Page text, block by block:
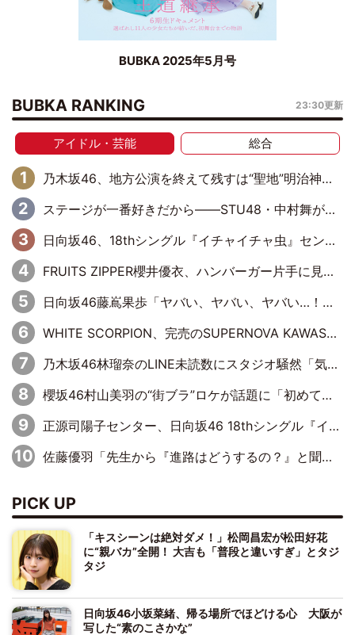
BUBKA 2025年5月号
BUBKA RANKING 23:30更新
アイドル・芸能 総合
乃木坂46、地方公演を終えて残すは“聖地”明治神宮野球場！ 最終の福岡公演では吉田綾乃クリスティーの『卒業セレモニー』を開催
ステージが一番好きだから――STU48・中村舞が描く“これからの私”
日向坂46、18thシングル『イチャイチャ虫』センターは正源司陽子に決定& 佐藤優羽や平岡海月など、“ひなた坂46”からの選抜入りも注目！
FRUITS ZIPPER櫻井優衣、ハンバーガー片手に見せた笑顔がかわい過ぎる…「国宝級の美しさ」「モグモグ美女」「この笑顔は反則過ぎる」
日向坂46藤嶌果歩「ヤバい、ヤバい、ヤバい…！」まさかの暴露に赤面
WHITE SCORPION、完売のSUPERNOVA KAWASAKIで沸いた“着席型LIVE” 『BASE Live #16』昼公演リポート
乃木坂46林瑠奈のLINE未読数にスタジオ騒然「気付かないうちに溜まってる、みたいな」
櫻坂46村山美羽の“街ブラ”ロケが話題に「初めてちゃんと埼玉の方とお話した」にMCもツッコミ
正源司陽子センター、日向坂46 18thシングル『イチャイチャ虫』新ビジュアル公開
佐藤優羽「先生から『進路はどうするの？』と聞かれて。『実は……』とXのトレンドで1位になっているスマホを見せました」【日向坂46『五期生LIVE』開催記念 五期生“変革”ドキュメンタリー③】
PICK UP
「キスシーンは絶対ダメ！」松岡昌宏が松田好花
に“親バカ”全開！ 大吉も「普段と違いすぎ」とタジ
タジ
日向坂46小坂菜緒、帰る場所でほどける心 大阪が
写した“素のこさかな”